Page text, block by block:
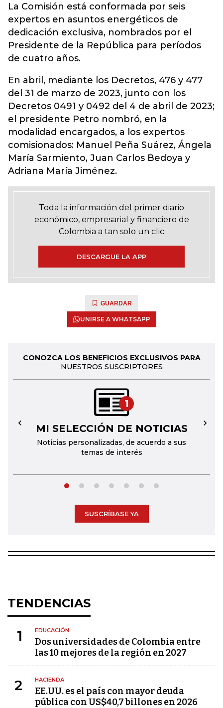
La Comisión está conformada por seis
expertos en asuntos energéticos de
dedicación exclusiva, nombrados por el
Presidente de la República para períodos
de cuatro años.
En abril, mediante los Decretos, 476 y 477
del 31 de marzo de 2023, junto con los
Decretos 0491 y 0492 del 4 de abril de 2023;
el presidente Petro nombró, en la
modalidad encargados, a los expertos
comisionados: Manuel Peña Suárez, Ángela
María Sarmiento, Juan Carlos Bedoya y
Adriana María Jiménez.
Toda la información del primer diario
económico, empresarial y financiero de
Colombia a tan solo un clic
DESCARGUE LA APP
GUARDAR
UNIRSE A WHATSAPP
CONOZCA LOS BENEFICIOS EXCLUSIVOS PARA
NUESTROS SUSCRIPTORES
1
MI SELECCIÓN DE NOTICIAS
Noticias personalizadas, de acuerdo a sus
temas de interés
← →
SUSCRÍBASE YA
TENDENCIAS
1 EDUCACIÓN
Dos universidades de Colombia entre
las 10 mejores de la región en 2027
2 HACIENDA
EE.UU. es el país con mayor deuda
pública con US$40,7 billones en 2026